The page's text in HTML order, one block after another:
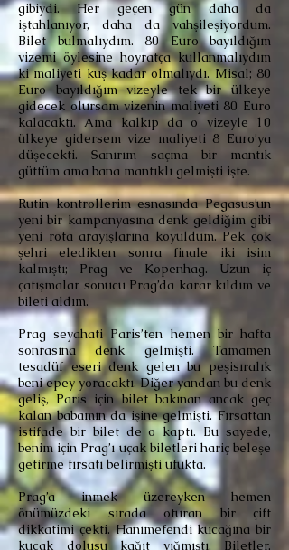
gibiydi. Her geçen gün daha da
iştahlanıyor, daha da vahşileşiyordum.
Bilet bulmalıydım. 80 Euro bayıldığım
vizemi öylesine hoyratça kullanmalıydım
ki maliyeti kuş kadar olmalıydı. Misal; 80
Euro bayıldığım vizeyle tek bir ülkeye
gidecek olursam vizenin maliyeti 80 Euro
kalacaktı. Ama kalkıp da o vizeyle 10
ülkeye gidersem vize maliyeti 8 Euro’ya
düşecekti. Sanırım saçma bir mantık
güttüm ama bana mantıklı gelmişti işte.
Rutin kontrollerim esnasında Pegasus’un
yeni bir kampanyasına denk geldiğim gibi
yeni rota arayışlarına koyuldum. Pek çok
şehri eledikten sonra finale iki isim
kalmıştı; Prag ve Kopenhag. Uzun iç
çatışmalar sonucu Prag’da karar kıldım ve
bileti aldım.
Prag seyahati Paris’ten hemen bir hafta
sonrasına denk gelmişti. Tamamen
tesadüf eseri denk gelen bu peşisıralık
beni epey yoracaktı. Diğer yandan bu denk
geliş, Paris için bilet bakınan ancak geç
kalan babamın da işine gelmişti. Fırsattan
istifade bir bilet de o kaptı. Bu sayede,
benim için Prag’ı uçak biletleri hariç beleşe
getirme fırsatı belirmişti ufukta.
Prag’a inmek üzereyken hemen
önümüzdeki sırada oturan bir çift
dikkatimi çekti. Hanımefendi kucağına bir
kucak dolusu kağıt yığmıştı. Biletler,